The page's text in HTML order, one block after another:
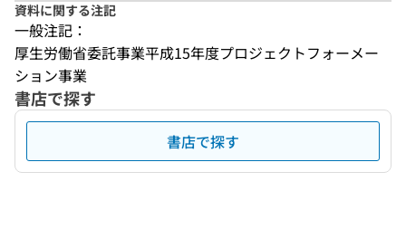
資料に関する注記
一般注記：
厚生労働省委託事業平成15年度プロジェクトフォーメー
ション事業
書店で探す
書店で探す